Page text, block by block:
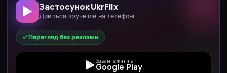
Застосунок UkrFlix
Дивіться зручніше на телефоні
Перегляд без реклами
Завантажити в
Google Play